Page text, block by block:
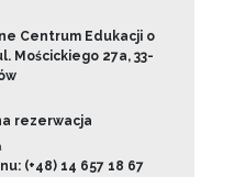
Centrum Edukacji o
Mościckiego 27a, 33-
rezerwacja
(+48) 14 657 18 67